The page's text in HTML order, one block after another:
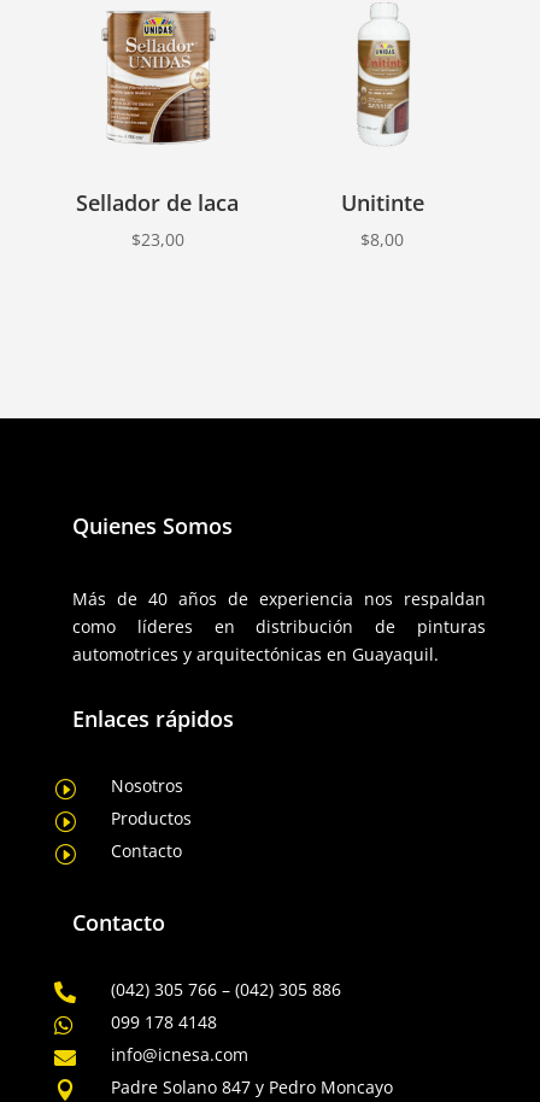
Sellador de laca
$23,00
Unitinte
$8,00
Quienes Somos
Más de 40 años de experiencia nos respaldan
como líderes en distribución de pinturas
automotrices y arquitectónicas en Guayaquil.
Enlaces rápidos
I Nosotros
I Productos
I Contacto
Contacto
 (042) 305 766 – (042) 305 886
 099 178 4148
 info@icnesa.com
 Padre Solano 847 y Pedro Moncayo